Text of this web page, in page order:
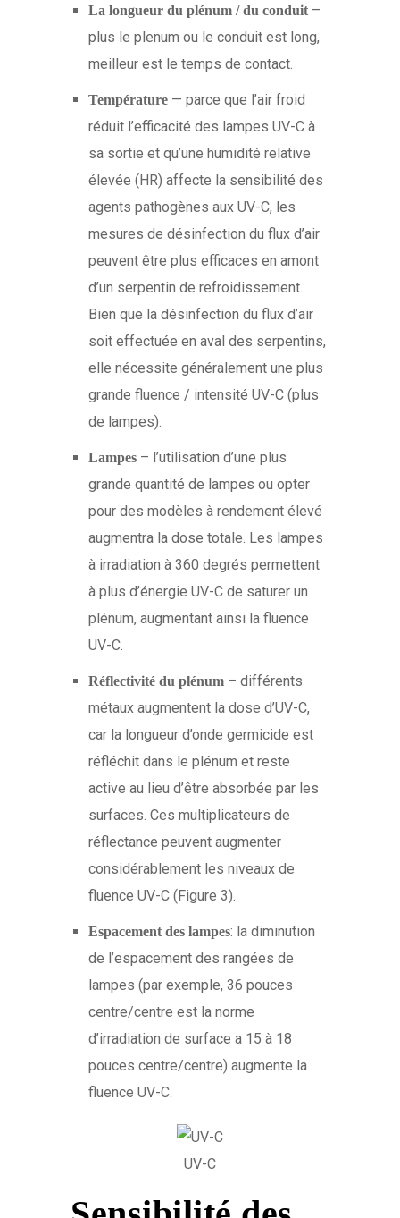
La longueur du plénum / du conduit–
plus le plenum ou le conduit est long,
meilleur est le temps de contact.
Température — parce que l’air froid
réduit l’efficacité des lampes UV-C à
sa sortie et qu’une humidité relative
élevée (HR) affecte la sensibilité des
agents pathogènes aux UV-C, les
mesures de désinfection du flux d’air
peuvent être plus efficaces en amont
d’un serpentin de refroidissement.
Bien que la désinfection du flux d’air
soit effectuée en aval des serpentins,
elle nécessite généralement une plus
grande fluence / intensité UV-C (plus
de lampes).
Lampes – l’utilisation d’une plus
grande quantité de lampes ou opter
pour des modèles à rendement élevé
augmentra la dose totale. Les lampes
à irradiation à 360 degrés permettent
à plus d’énergie UV-C de saturer un
plénum, ​​augmentant ainsi la fluence
UV-C.
Réflectivité du plénum – différents
métaux augmentent la dose d’UV-C,
car la longueur d’onde germicide est
réfléchit dans le plénum et reste
active au lieu d’être absorbée par les
surfaces. Ces multiplicateurs de
réflectance peuvent augmenter
considérablement les niveaux de
fluence UV-C (Figure 3).
Espacement des lampes: la diminution
de l’espacement des rangées de
lampes (par exemple, 36 pouces
centre/centre est la norme
d’irradiation de surface a 15 à 18
pouces centre/centre) augmente la
fluence UV-C.
UV-C